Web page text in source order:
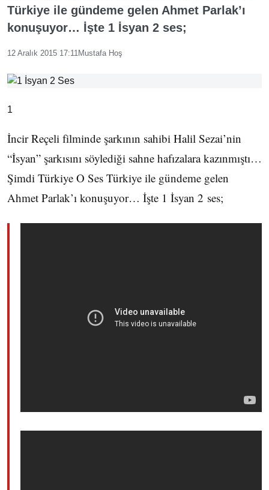
Türkiye ile gündeme gelen Ahmet Parlak’ı
konuşuyor… İşte 1 İsyan 2 ses;
12 Aralık 2015 17:11Mustafa Hoş
1
İncir Reçeli filminde şarkının sahibi Halil Sezai’nin
“İsyan” şarkısını söylediği sahne hafızalara kazınmıştı…
Şimdi Türkiye O Ses Türkiye ile gündeme gelen
Ahmet Parlak’ı konuşuyor… İşte 1 İsyan 2 ses;